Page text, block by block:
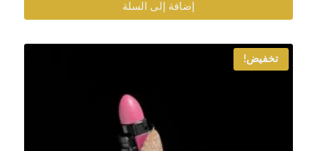
إضافة إلى السلة
تخفيض!